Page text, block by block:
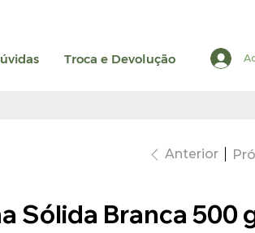
Troca e Devolução
Anterior
Sólida Branca 500